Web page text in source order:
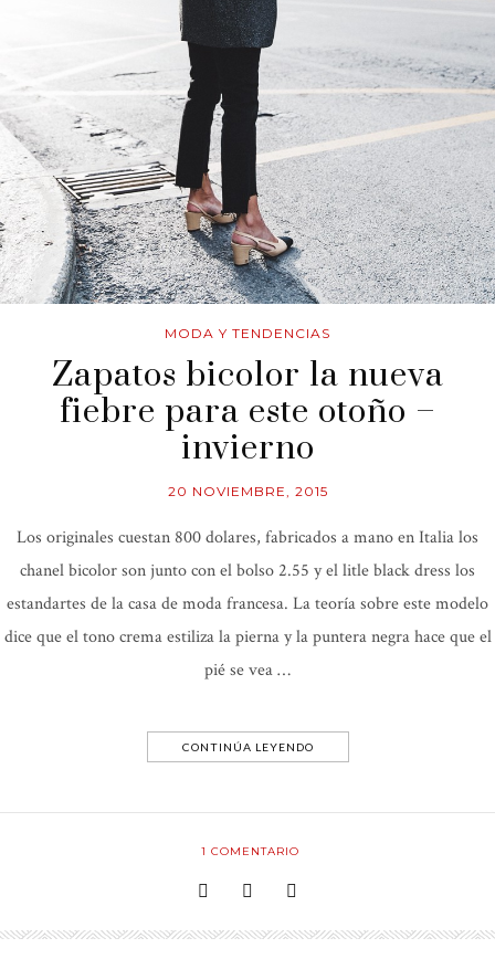
MODA Y TENDENCIAS
Zapatos bicolor la nueva
fiebre para este otoño –
invierno
20 NOVIEMBRE, 2015
Los originales cuestan 800 dolares, fabricados a mano en Italia los
chanel bicolor son junto con el bolso 2.55 y el litle black dress los
estandartes de la casa de moda francesa. La teoría sobre este modelo
dice que el tono crema estiliza la pierna y la puntera negra hace que el
pié se vea …
CONTINÚA LEYENDO
1 COMENTARIO